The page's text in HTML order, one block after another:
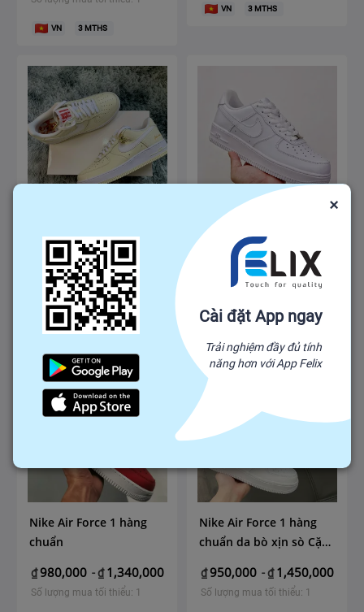
VN 3 MTHS
VN 3 MTHS
chuẩn
800,000-₫ 950,000
Số lượng mua tối thiểu: 1
VN 3 MTHS
Nike Air Force 1 hàng
chuẩn da bò
975,000- ₫1,400,000
VN 3 MTHS
Nike Air Force 1 hàng
chuẩn
₫ 980,000 -₫ 1,340,000
Số lượng mua tối thiểu: 1
Nike Air Force 1 hàng
chuẩn da bò xịn sò Cặp
₫ 950,000 -₫ 1,450,000
Số lượng mua tối thiểu: 1
×
Cài đặt App ngay
Trải nghiệm đầy đủ tính
năng hơn với App Felix